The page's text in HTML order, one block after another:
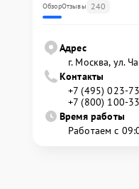
ОбзорОтзывы 240
Адрес
г. Москва, ул.
Контакты
+7 (495) 023-
+7 (800) 100-
Время работы
Работаем с